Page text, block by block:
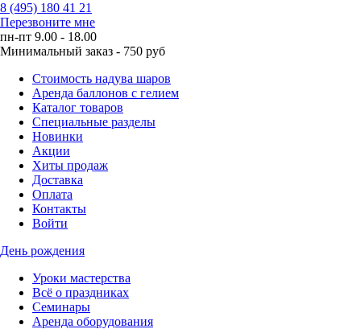
8 (495) 180 41 21
Перезвоните мне
пн-пт 9.00 - 18.00
Минимальный заказ - 750 руб
Стоимость надува шаров
Аренда баллонов с гелием
Каталог товаров
Специальные разделы
Новинки
Акции
Хиты продаж
Доставка
Оплата
Контакты
Войти
День рождения
Уроки мастерства
Всё о праздниках
Семинары
Аренда оборудования